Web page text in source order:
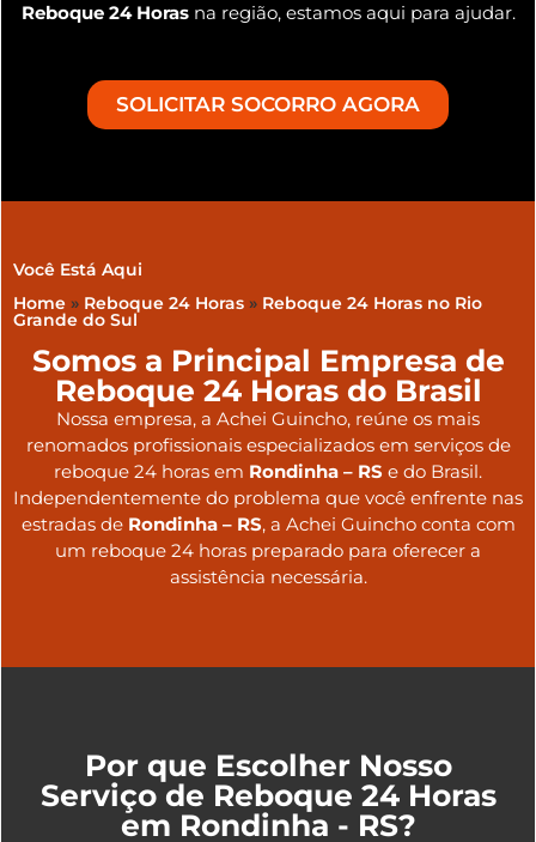
Reboque 24 Horasna região, estamos aqui para ajudar.
SOLICITAR SOCORRO AGORA
Você Está Aqui
Home » Reboque 24 Horas » Reboque 24 Horas no Rio
Grande do Sul
Somos a Principal Empresa de
Reboque 24 Horas do Brasil
Nossa empresa, a Achei Guincho, reúne os mais
renomados profissionais especializados em serviços de
reboque 24 horas em Rondinha – RS e do Brasil.
Independentemente do problema que você enfrente nas
estradas de Rondinha – RS, a Achei Guincho conta com
um reboque 24 horas preparado para oferecer a
assistência necessária.
Por que Escolher Nosso
Serviço de Reboque 24 Horas
em Rondinha - RS?